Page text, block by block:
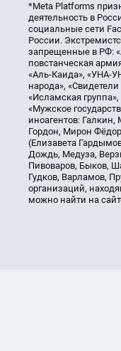
*Meta Platforms
деятельность в
социальные сети
России.
запрещенные в РФ:
повстанческая
«Аль-Каида», «УНА-
народа»,
«Исламская
«Мужское
иноагентов:
Гордон, Мирон
(Елизавета
Дождь, Медуза,
Пивоваров, Быков,
Гудков, Варламов,
организаций,
можно найти на